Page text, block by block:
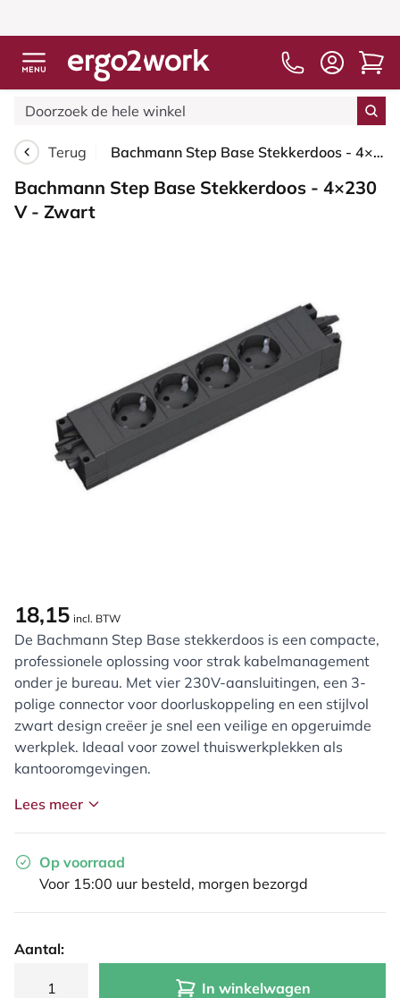
Terug Bachmann Step Base Stekkerdoos - 4×230 V - Zwart
Bachmann Step Base Stekkerdoos - 4×230
V - Zwart
18,15 incl. BTW
De Bachmann Step Base stekkerdoos is een compacte,
professionele oplossing voor strak kabelmanagement
onder je bureau. Met vier 230V-aansluitingen, een 3-
polige connector voor doorluskoppeling en een stijlvol
zwart design creëer je snel een veilige en opgeruimde
werkplek. Ideaal voor zowel thuiswerkplekken als
kantooromgevingen.
Lees meer
Op voorraad
Voor 15:00 uur besteld, morgen bezorgd
Aantal:
In winkelwagen